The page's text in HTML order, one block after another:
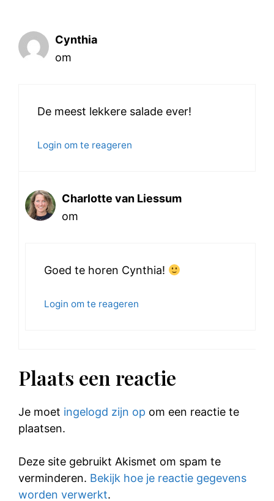
Cynthia
om
De meest lekkere salade ever!
Login om te reageren
Charlotte van Liessum
om
Goed te horen Cynthia!
Login om te reageren
Plaats een reactie
Je moet ingelogd zijn op om een reactie te
plaatsen.
Deze site gebruikt Akismet om spam te
verminderen. Bekijk hoe je reactie gegevens
worden verwerkt.